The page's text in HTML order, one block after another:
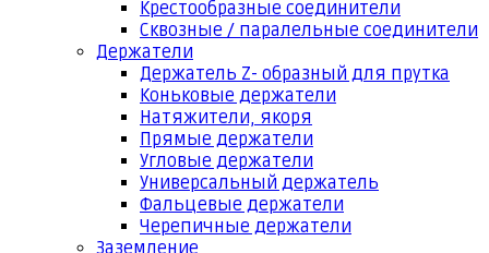
Крестообразные соединители
Сквозные / паралельные соединители
Держатели
Держатель Z- образный для прутка
Коньковые держатели
Натяжители, якоря
Прямые держатели
Угловые держатели
Универсальный держатель
Фальцевые держатели
Черепичные держатели
Заземление